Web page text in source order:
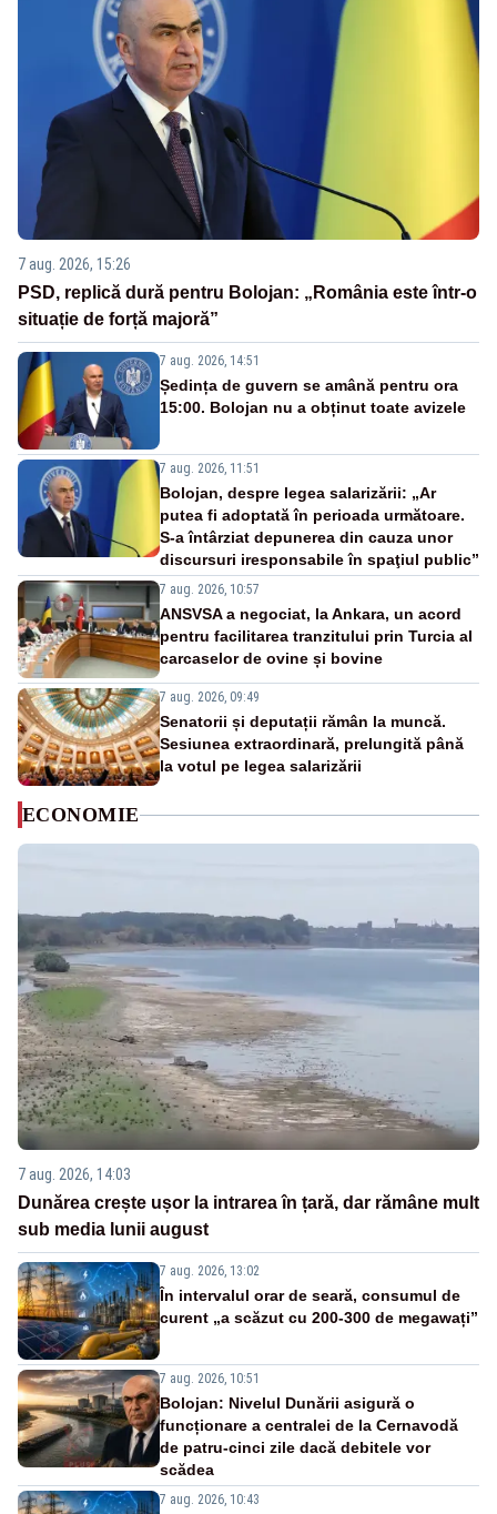
7 aug. 2026, 15:26
PSD, replică dură pentru Bolojan: „România este într-o
situație de forță majoră”
7 aug. 2026, 14:51
Ședința de guvern se amână pentru ora
15:00. Bolojan nu a obținut toate avizele
7 aug. 2026, 11:51
Bolojan, despre legea salarizării: „Ar
putea fi adoptată în perioada următoare.
S-a întârziat depunerea din cauza unor
discursuri iresponsabile în spaţiul public”
7 aug. 2026, 10:57
ANSVSA a negociat, la Ankara, un acord
pentru facilitarea tranzitului prin Turcia al
carcaselor de ovine și bovine
7 aug. 2026, 09:49
Senatorii și deputații rămân la muncă.
Sesiunea extraordinară, prelungită până
la votul pe legea salarizării
ECONOMIE
7 aug. 2026, 14:03
Dunărea crește ușor la intrarea în țară, dar rămâne mult
sub media lunii august
7 aug. 2026, 13:02
În intervalul orar de seară, consumul de
curent „a scăzut cu 200-300 de megawați”
7 aug. 2026, 10:51
Bolojan: Nivelul Dunării asigură o
funcționare a centralei de la Cernavodă
de patru-cinci zile dacă debitele vor
scădea
7 aug. 2026, 10:43